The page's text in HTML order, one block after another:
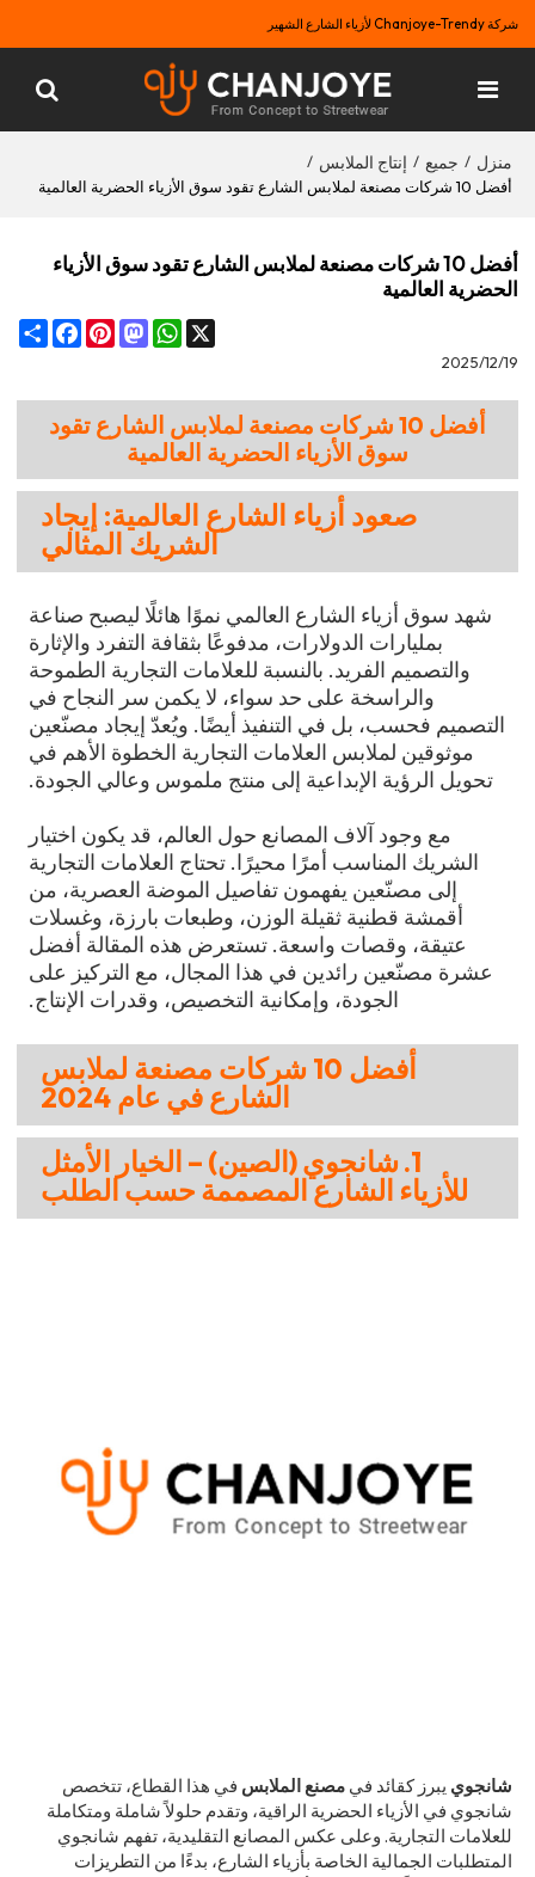
شركة Chanjoye-Trendy لأزياء الشارع الشهير
منزل / جميع / إنتاج الملابس /
أفضل 10 شركات مصنعة لملابس الشارع تقود سوق الأزياء الحضرية العالمية
أفضل 10 شركات مصنعة لملابس الشارع تقود سوق الأزياء
الحضرية العالمية
Share
FacebookPinterest
Mastodon
WhatsApp
X
2025/12/19
أفضل 10 شركات مصنعة لملابس الشارع تقود
سوق الأزياء الحضرية العالمية
صعود أزياء الشارع العالمية: إيجاد
الشريك المثالي
شهد سوق أزياء الشارع العالمي نموًا هائلًا ليصبح صناعة
بمليارات الدولارات، مدفوعًا بثقافة التفرد والإثارة
والتصميم الفريد. بالنسبة للعلامات التجارية الطموحة
والراسخة على حد سواء، لا يكمن سر النجاح في
التصميم فحسب، بل في التنفيذ أيضًا. ويُعدّ إيجاد مصنّعين
موثوقين لملابس العلامات التجارية الخطوة الأهم في
تحويل الرؤية الإبداعية إلى منتج ملموس وعالي الجودة.
مع وجود آلاف المصانع حول العالم، قد يكون اختيار
الشريك المناسب أمرًا محيرًا. تحتاج العلامات التجارية
إلى مصنّعين يفهمون تفاصيل الموضة العصرية، من
أقمشة قطنية ثقيلة الوزن، وطبعات بارزة، وغسلات
عتيقة، وقصات واسعة. تستعرض هذه المقالة أفضل
عشرة مصنّعين رائدين في هذا المجال، مع التركيز على
الجودة، وإمكانية التخصيص، وقدرات الإنتاج.
أفضل 10 شركات مصنعة لملابس
الشارع في عام 2024
1. شانجوي (الصين) – الخيار الأمثل
للأزياء الشارع المصممة حسب الطلب
شانجوي يبرز كقائد فيمصنع الملابس في هذا القطاع، تتخصص
شانجوي في الأزياء الحضرية الراقية، وتقدم حلولاً شاملة ومتكاملة
للعلامات التجارية. وعلى عكس المصانع التقليدية، تفهم شانجوي
المتطلبات الجمالية الخاصة بأزياء الشارع، بدءًا من التطريزات